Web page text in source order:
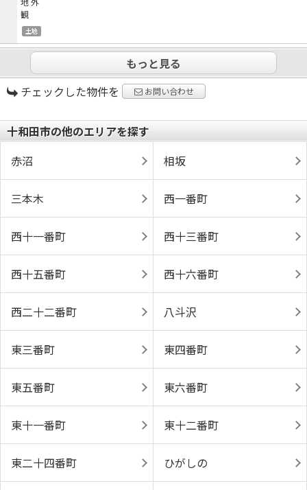
土地
もっと見る
チェックした物件を
お問い合わせ
十和田市の他のエリアを探す
赤沼
相坂
三本木 西一番町
西十一番町 西十三番町
西十五番町 西十六番町
西二十二番町 八斗沢
東三番町 東四番町
東五番町 東六番町
東十一番町 東十二番町
東二十四番町 ひがしの